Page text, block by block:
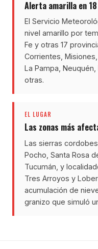
Alerta amarilla en
El Servicio
nivel amarillo por
Fe y otras 17
Corrientes,
La Pampa,
otras.
EL LUGAR
Las zonas más
Las sierras
Pocho, Santa Rosa
Tucumán, y
Tres Arroyos y
acumulación de
granizo que simuló